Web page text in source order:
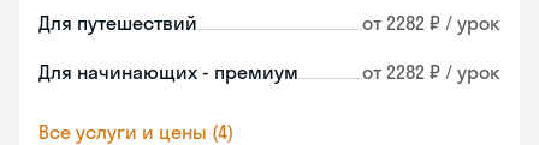
Для путешествий от 2282 ₽ / урок
Для начинающих - премиум от 2282 ₽ / урок
Все услуги и цены (4)